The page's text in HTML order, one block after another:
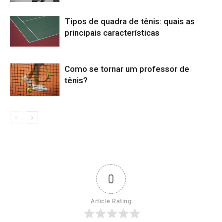
Tipos de quadra de tênis: quais as
principais características
Como se tornar um professor de
tênis?
0
Article Rating